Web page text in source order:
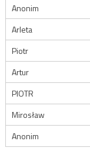
Anonim
Arleta
Piotr
Artur
PIOTR
Mirosław
Anonim